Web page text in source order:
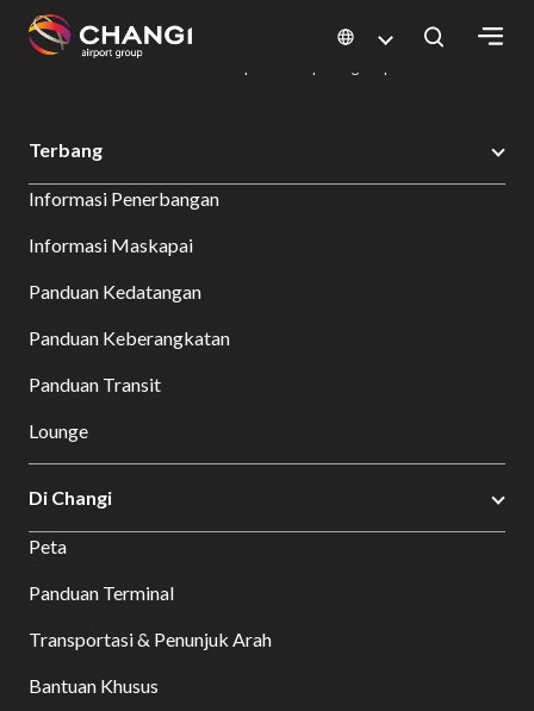
All
Sites:
Select:
Changi Airport
Bersantap dan Belanja
Terbang
Informasi Penerbangan
Informasi Maskapai
Panduan Kedatangan
Panduan Keberangkatan
Panduan Transit
Lounge
Di Changi
Peta
Panduan Terminal
Transportasi & Penunjuk Arah
Bantuan Khusus